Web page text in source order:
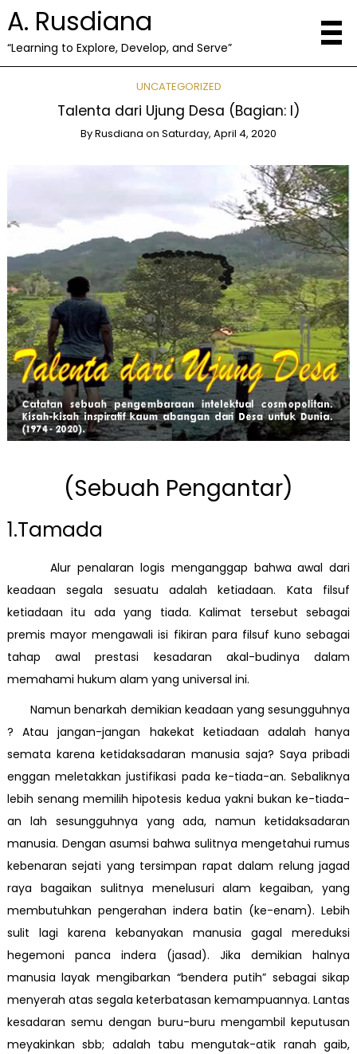
A. Rusdiana
“Learning to Explore, Develop, and Serve”
UNCATEGORIZED
Talenta dari Ujung Desa (Bagian: I)
ByRusdiana on Saturday, April 4, 2020
(Sebuah Pengantar)
1.Tamada
Alur penalaran logis menganggap bahwa awal dari
keadaan segala sesuatu adalah ketiadaan. Kata filsuf
ketiadaan itu ada yang tiada. Kalimat tersebut sebagai
premis mayor mengawali isi fikiran para filsuf kuno sebagai
tahap awal prestasi kesadaran akal-budinya dalam
memahami hukum alam yang universal ini.
Namun benarkah demikian keadaan yang sesungguhnya
? Atau jangan-jangan hakekat ketiadaan adalah hanya
semata karena ketidaksadaran manusia saja? Saya pribadi
enggan meletakkan justifikasi pada ke-tiada-an. Sebaliknya
lebih senang memilih hipotesis kedua yakni bukan ke-tiada-
an lah sesungguhnya yang ada, namun ketidaksadaran
manusia. Dengan asumsi bahwa sulitnya mengetahui rumus
kebenaran sejati yang tersimpan rapat dalam relung jagad
raya bagaikan sulitnya menelusuri alam kegaiban, yang
membutuhkan pengerahan indera batin (ke-enam). Lebih
sulit lagi karena kebanyakan manusia gagal mereduksi
hegemoni panca indera (jasad). Jika demikian halnya
manusia layak mengibarkan “bendera putih” sebagai sikap
menyerah atas segala keterbatasan kemampuannya. Lantas
kesadaran semu dengan buru-buru mengambil keputusan
meyakinkan sbb; adalah tabu mengutak-atik ranah gaib,